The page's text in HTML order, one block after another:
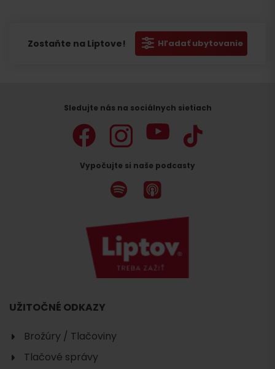
Zostaňte na Liptove! Hľadať ubytovanie
Sledujte nás na sociálnych sietiach
Vypočujte si naše podcasty
UŽITOČNÉ ODKAZY
Brožúry / Tlačoviny
Tlačové správy